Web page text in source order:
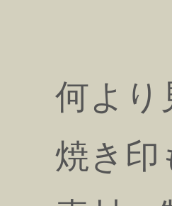
何より
焼き印